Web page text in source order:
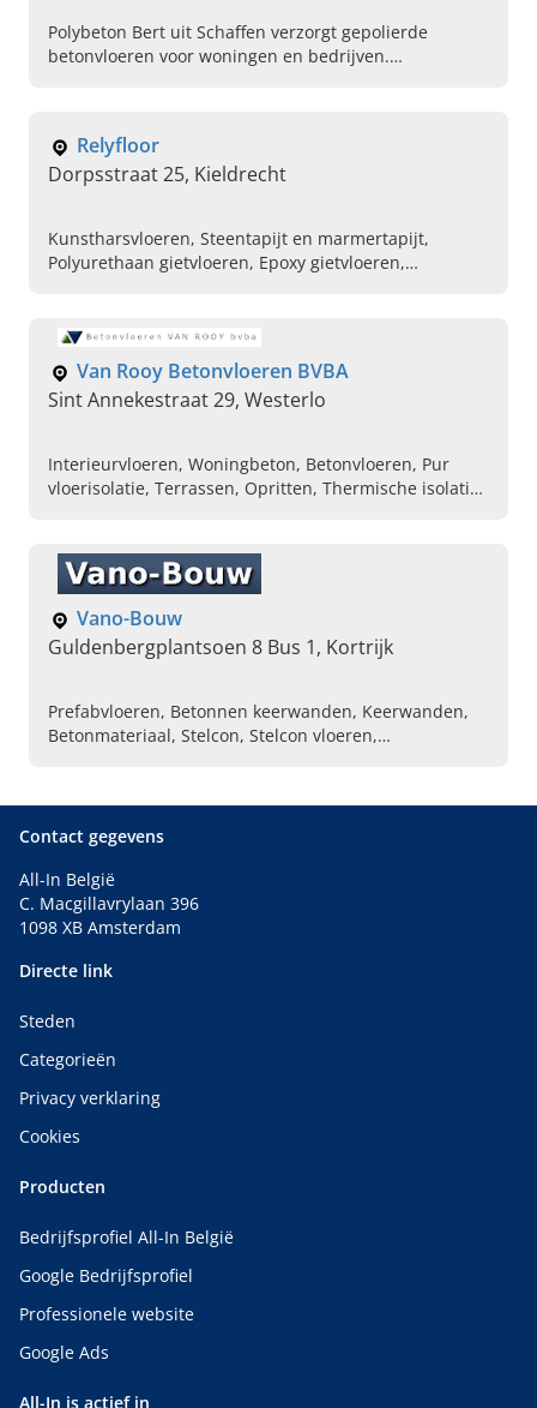
Polybeton Bert uit Schaffen verzorgt gepolierde
betonvloeren voor woningen en bedrijven.
Relyfloor
Dorpsstraat 25, Kieldrecht
Kunstharsvloeren, Steentapijt en marmertapijt,
Polyurethaan gietvloeren, Epoxy gietvloeren,
Terrazzo blad
Van Rooy Betonvloeren BVBA
Sint Annekestraat 29, Westerlo
Interieurvloeren, Woningbeton, Betonvloeren, Pur
vloerisolatie, Terrassen, Opritten, Thermische isolatie
Vano-Bouw
Guldenbergplantsoen 8 Bus 1, Kortrijk
Prefabvloeren, Betonnen keerwanden, Keerwanden,
Betonmateriaal, Stelcon, Stelcon vloeren,
Contact gegevens
All-In België
C. Macgillavrylaan 396
1098 XB Amsterdam
Directe link
Steden
Categorieën
Privacy verklaring
Cookies
Producten
Bedrijfsprofiel All-In België
Google Bedrijfsprofiel
Professionele website
Google Ads
All-In is actief in